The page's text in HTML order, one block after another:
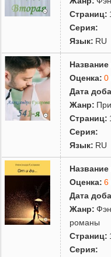
Страниц:
Серия:
Язык: RU
Название
Оценка: 0
Дата
Жанр:
Страниц:
Серия:
Язык: RU
Название
Оценка: 6
Дата
Жанр:
романы
Страниц:
Серия: